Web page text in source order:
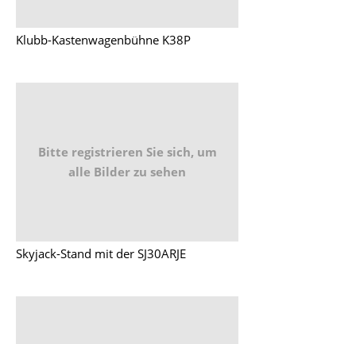
Klubb-Kastenwagenbühne K38P
Bitte registrieren Sie sich, um
alle Bilder zu sehen
Skyjack-Stand mit der SJ30ARJE